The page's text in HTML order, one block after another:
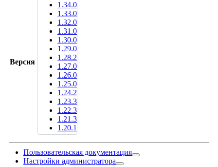
Версия
1.34.0
1.33.0
1.32.0
1.31.0
1.30.0
1.29.0
1.28.2
1.27.0
1.26.0
1.25.0
1.24.2
1.23.3
1.22.3
1.21.3
1.20.1
Пользовательская документация
Настройки администратора